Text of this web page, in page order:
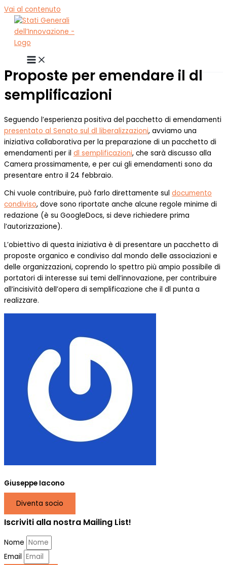
Vai al contenuto
Proposte per emendare il dl
semplificazioni
Seguendo l’esperienza positiva del pacchetto di emendamenti
presentato al Senato sul dl liberalizzazioni, avviamo una
iniziativa collaborativa per la preparazione di un pacchetto di
emendamenti per il dl semplificazioni, che sarà discusso alla
Camera prossimamente, e per cui gli emendamenti sono da
presentare entro il 24 febbraio.
Chi vuole contribuire, può farlo direttamente sul documento
condiviso, dove sono riportate anche alcune regole minime di
redazione (è su GoogleDocs, si deve richiedere prima
l’autorizzazione).
L’obiettivo di questa iniziativa è di presentare un pacchetto di
proposte organico e condiviso dal mondo delle associazioni e
delle organizzazioni, coprendo lo spettro più ampio possibile di
portatori di interesse sui temi dell’innovazione, per contribuire
all’incisività dell’opera di semplificazione che il dl punta a
realizzare.
Giuseppe Iacono
Diventa socio
Iscriviti alla nostra Mailing List!
Nome
Email